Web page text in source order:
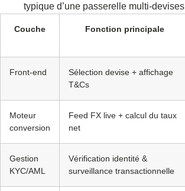
typique d’une passerelle multi‑devises
Couche Fonction principale
Front‑end
Sélection devise + affichage
T&Cs
Moteur
conversion
Feed FX live + calcul du taux
net
Gestion
KYC/AML
Vérification identité &
surveillance transactionnelle